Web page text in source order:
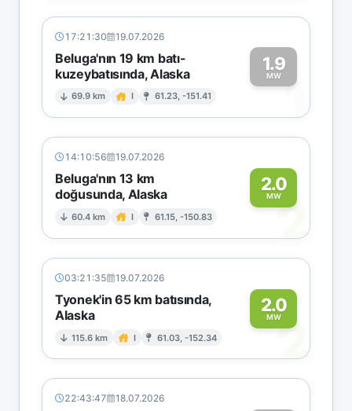
17:21:30 19.07.2026
Beluga'nın 19 km batı-
kuzeybatısında, Alaska
69.9 km I 61.23, -151.41
1.9
MW1
14:10:56 19.07.2026
Beluga'nın 13 km
doğusunda, Alaska
60.4 km I 61.15, -150.83
2.0
MW
2
03:21:35 19.07.2026
Tyonek'in 65 km batısında,
Alaska
115.6 km I 61.03, -152.34
2.0
MW2
22:43:47 18.07.2026